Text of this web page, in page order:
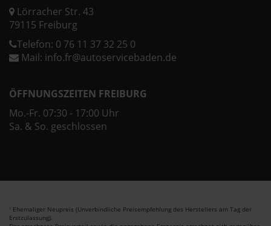
Lörracher Str. 43
79115 Freiburg
Telefon: 0 76 11 37 32 25 0
Mail: info.fr@autoservicebaden.de
ÖFFNUNGSZEITEN FREIBURG
Mo.-Fr. 07:30 - 17:00 Uhr
Sa. & So. geschlossen
1 Ehemaliger Neupreis (Unverbindliche Preisempfehlung des Herstellers am Tag der
Erstzulassung).